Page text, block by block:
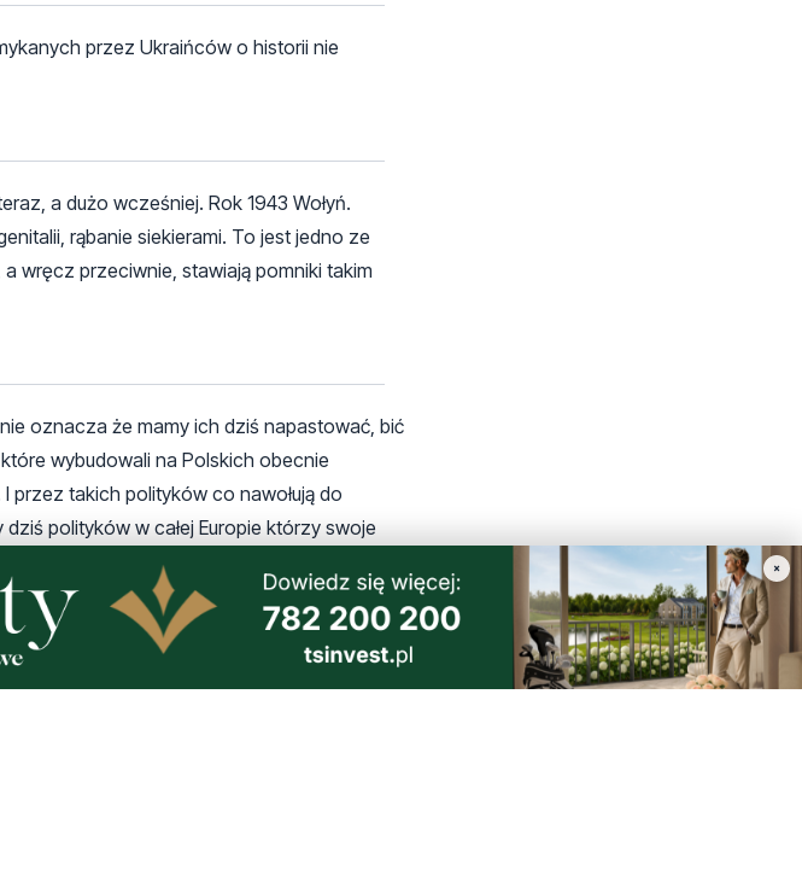
przez Ukraińców o historii nie
a dużo wcześniej. Rok 1943 Wołyń.
rąbanie siekierami. To jest jedno ze
wręcz przeciwnie, stawiają pomniki takim
oznacza że mamy ich dziś napastować, bić
wybudowali na Polskich obecnie
przez takich polityków co nawołują do
polityków w całej Europie którzy swoje
i szowinizmu.
masz rodzinę w lubelskiem to zapytaj ich.
×